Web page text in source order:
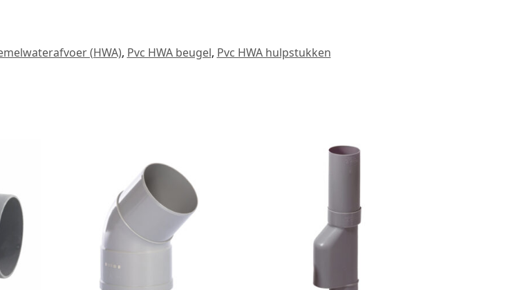
(HWA), Pvc HWA beugel, Pvc HWA hulpstukken